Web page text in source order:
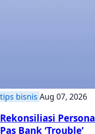
tips bisnis Aug 07, 2026
Rekonsiliasi
Pas Bank ‘Trouble’